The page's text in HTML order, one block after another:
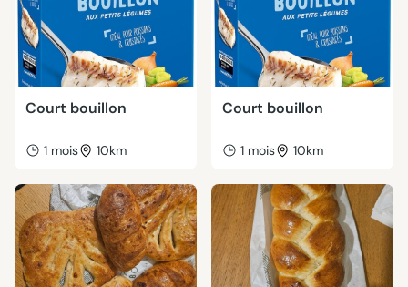
Court bouillon
1 mois 10km
Court bouillon
1 mois 10km